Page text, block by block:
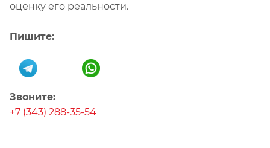
оценку его реальности.
Пишите:
Звоните:
+7 (343) 288-35-54